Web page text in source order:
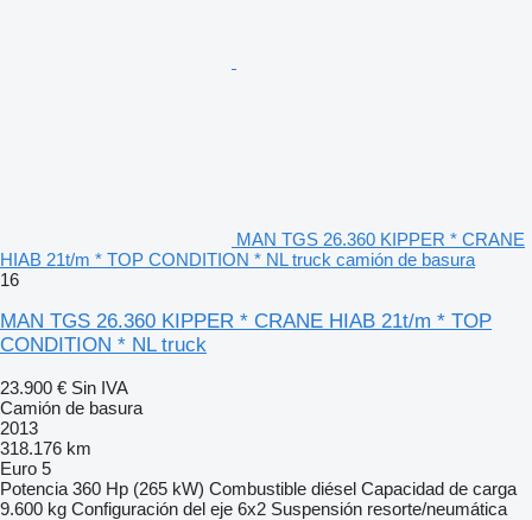
MAN TGS 26.360 KIPPER * CRANE
HIAB 21t/m * TOP CONDITION * NL truck camión de basura
16
MAN TGS 26.360 KIPPER * CRANE HIAB 21t/m * TOP
CONDITION * NL truck
23.900 € Sin IVA
Camión de basura
2013
318.176 km
Euro 5
Potencia 360 Hp (265 kW) Combustible diésel Capacidad de carga
9.600 kg Configuración del eje 6x2 Suspensión resorte/neumática